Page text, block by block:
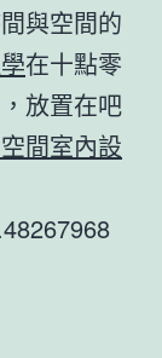
與空間的
在十點零
放置在吧
間室內設